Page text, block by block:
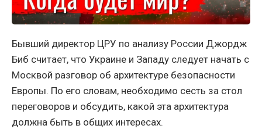
Бывший директор ЦРУ по анализу России Джордж
Биб считает, что Украине и Западу следует начать с
Москвой разговор об архитектуре безопасности
Европы. По его словам, необходимо сесть за стол
переговоров и обсудить, какой эта архитектура
должна быть в общих интересах.